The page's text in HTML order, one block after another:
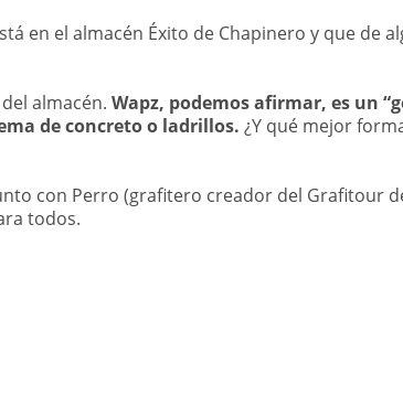
en el almacén Éxito de Chapinero y que de
almacén. Wapz, podemos afirmar, es un
de concreto o ladrillos. ¿Y qué mejor
con Perro (grafitero creador del Grafitour
todos.